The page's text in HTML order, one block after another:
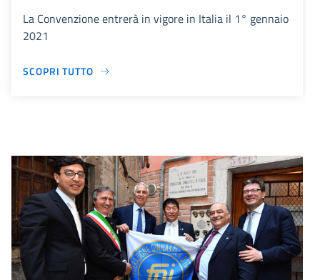
La Convenzione entrerà in vigore in Italia il 1° gennaio
2021
SCOPRI TUTTO